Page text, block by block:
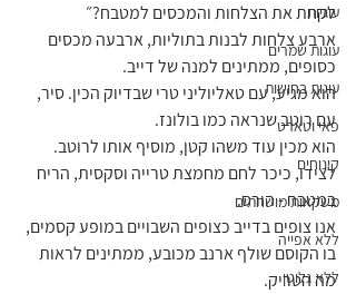
עוגיות
עוגות שמרים
עוגות בחושות
פאי וטארט
קינוחים
משקאות מושחתים
ללא אפייה
ללא גלוטן
לקחת את הצלחות והמכסים למטבח?״
ארבע צלחות לבנות בתוליות, ארבעה מכסים
כסופים, ממתינים למנה של דייב.
הוא מגיע, עם טאליוליני טרי שבדיוק הכין. סיר,
עם רוטב שנראה כמו בולונז.
הוא מכין עוד משהו קטן, מוסיף אותו לרוטב.
לצידו, כיכר לחם מחמצת טרייה וסקסית, הריח
במטבח - הורס.
אנו צופים בדייב כצופים השבויים במופע קסמים,
בו הקוסם שולף ארנב מכובע, ממתינים לראות
מה הטריק.